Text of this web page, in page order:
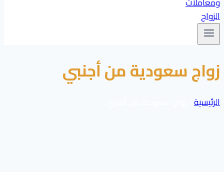
زواج سعودية من أجنبي
الرئيسية